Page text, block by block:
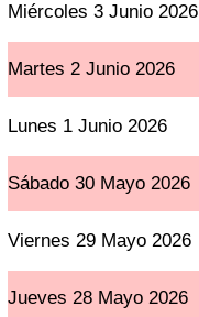
Miércoles 3 Junio 2026
Martes 2 Junio 2026
Lunes 1 Junio 2026
Sábado 30 Mayo 2026
Viernes 29 Mayo 2026
Jueves 28 Mayo 2026